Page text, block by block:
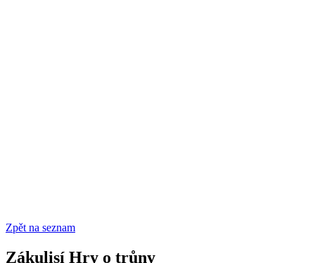
Zpět na seznam
Zákulisí Hry o trůny